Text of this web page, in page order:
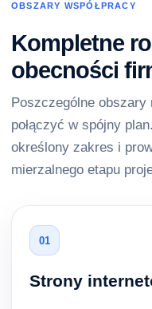
OBSZARY WSPÓŁPRACY
Kompletne
obecności
Poszczególne obszary
połączyć w spójny
określony zakres i
mierzalnego etapu
01
Strony